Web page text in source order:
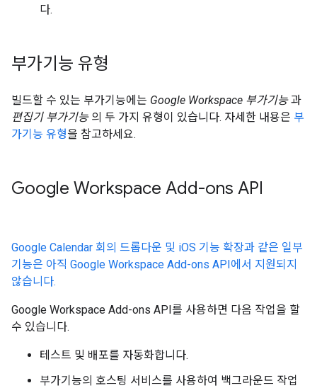
다.
부가기능 유형
빌드할 수 있는 부가기능에는 Google Workspace 부가기능과
편집기 부가기능의 두 가지 유형이 있습니다. 자세한 내용은 부
가기능 유형을 참고하세요.
Google Workspace Add-ons API
Google Calendar 회의 드롭다운 및 iOS 기능 확장과 같은 일부
기능은 아직 Google Workspace Add-ons API에서 지원되지
않습니다.
Google Workspace Add-ons API를 사용하면 다음 작업을 할
수 있습니다.
테스트 및 배포를 자동화합니다.
부가기능의 호스팅 서비스를 사용하여 백그라운드 작업